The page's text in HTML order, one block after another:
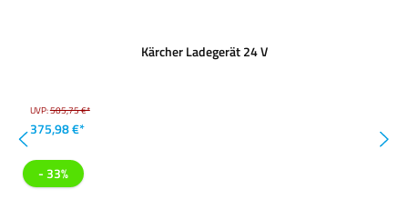
Kärcher Ladegerät 24 V
UVP:505,75 €*
375,98 €*
- 33%